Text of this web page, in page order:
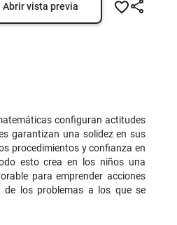
Abrir vista previa
configuran actitudes
garantizan una solidez en sus
procedimientos y confianza en
esto crea en los niños una
para emprender acciones
de los problemas a los que se